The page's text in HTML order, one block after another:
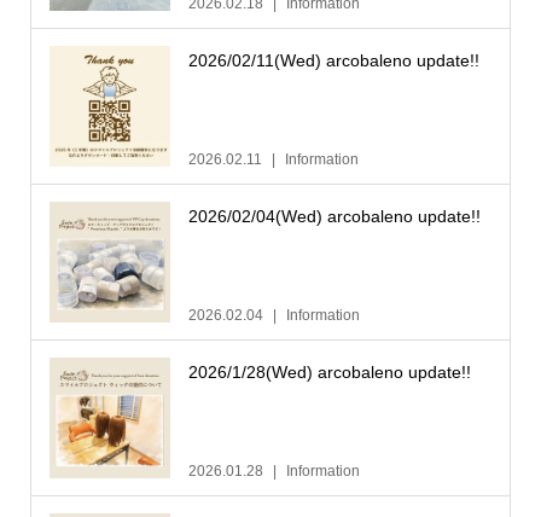
2026.02.18 Information
2026/02/11(Wed) arcobaleno update!!
2026.02.11 Information
2026/02/04(Wed) arcobaleno update!!
2026.02.04 Information
2026/1/28(Wed) arcobaleno update!!
2026.01.28 Information